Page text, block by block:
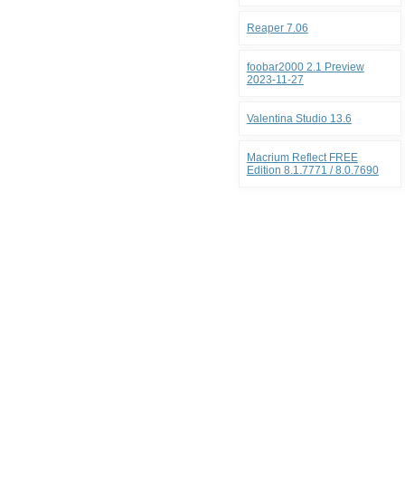
Reaper 7.06
foobar2000 2.1 Preview
2023-11-27
Valentina Studio 13.6
Macrium Reflect FREE
Edition 8.1.7771 / 8.0.7690